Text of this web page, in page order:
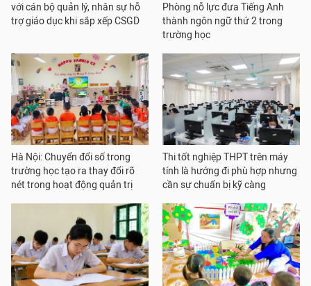
với cán bộ quản lý, nhân sự hỗ
trợ giáo dục khi sắp xếp CSGD
Phòng nỗ lực đưa Tiếng Anh
thành ngôn ngữ thứ 2 trong
trường học
Hà Nội: Chuyển đổi số trong
trường học tạo ra thay đổi rõ
nét trong hoạt động quản trị
Thi tốt nghiệp THPT trên máy
tính là hướng đi phù hợp nhưng
cần sự chuẩn bị kỹ càng